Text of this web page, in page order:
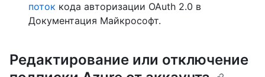
поток кода авторизации OAuth 2.0 в
Документация Майкрософт.
Редактирование или отключение